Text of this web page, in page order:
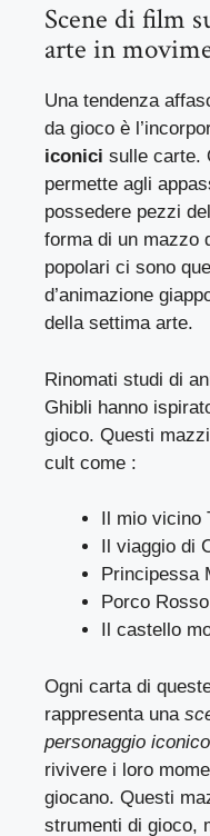
Scene di film
arte in
Una tendenza
da gioco è
iconici sulle carte.
permette agli
possedere pezzi
forma di un mazzo
popolari ci sono
d’animazione
della settima arte.
Rinomati studi di
Ghibli hanno
gioco. Questi
cult come :
Il mio vicino
Il viaggio di
Principessa
Porco Rosso
Il castello
Ogni carta di
rappresenta una
personaggio iconico
rivivere i loro
giocano. Questi
strumenti di gioco,